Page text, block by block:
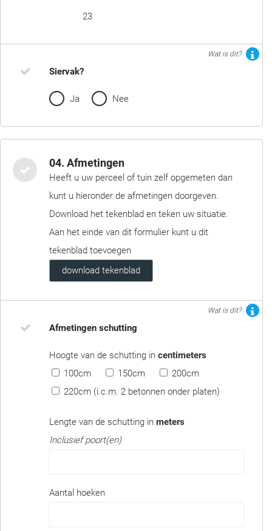
23
Wat is dit?
Siervak?
Ja Nee
04. Afmetingen
Heeft u uw perceel of tuin zelf opgemeten dan
kunt u hieronder de afmetingen doorgeven.
Download het tekenblad en teken uw situatie.
Aan het einde van dit formulier kunt u dit
tekenblad toevoegen
download tekenblad
Wat is dit?
Afmetingen schutting
Hoogte van de schutting in centimeters
100cm
150cm
200cm
220cm (i.c.m. 2 betonnen onder platen)
Lengte van de schutting in meters
Inclusief poort(en)
Aantal hoeken